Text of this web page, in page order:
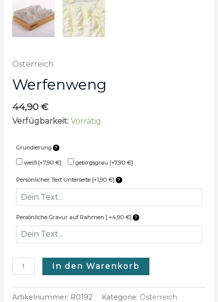
Österreich
Werfenweng
44,90 €
Verfügbarkeit: Vorrätig
Grundierung
weiß [+7,90 €] gebirgsgrau [+7,90 €]
Persönlicher Text Unterseite [+1,90 €]
Persönliche Gravur auf Rahmen [ +4,90 €]
In den Warenkorb
Artikelnummer: R0192 Kategorie: Österreich